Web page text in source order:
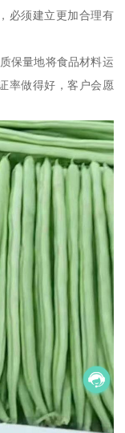
必须建立更加合理有
保量地将食品材料运
率做得好，客户会愿